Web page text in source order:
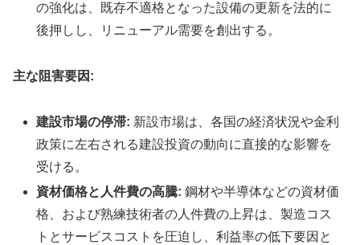
の強化は、既存不適格となった設備の更新を法的に
後押しし、リニューアル需要を創出する。
主な阻害要因:
建設市場の停滞: 新設市場は、各国の経済状況や金利
政策に左右される建設投資の動向に直接的な影響を
受ける。
資材価格と人件費の高騰: 鋼材や半導体などの資材価
格、および熟練技術者の人件費の上昇は、製造コス
トとサービスコストを圧迫し、利益率の低下要因と